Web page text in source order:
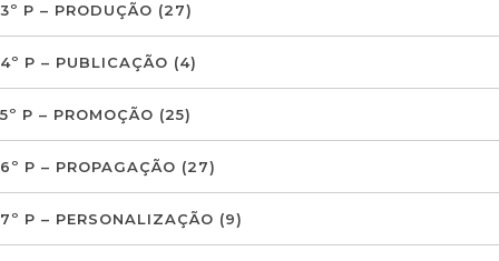
3º P – PRODUÇÃO (27)
4º P – PUBLICAÇÃO (4)
5º P – PROMOÇÃO (25)
6º P – PROPAGAÇÃO (27)
7º P – PERSONALIZAÇÃO (9)